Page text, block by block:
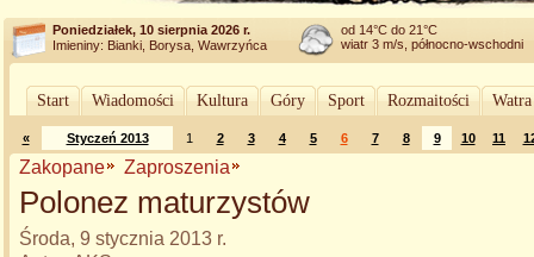
Poniedziałek, 10 sierpnia 2026 r.
Imieniny: Bianki, Borysa, Wawrzyńca
od 14°C do 21°C
wiatr 3 m/s, północno-wschodni
Start Wiadomości Kultura Góry Sport Rozmaitości
« Styczeń 2013 1 2 3 4 5 6 7 8 9 10 11
Zakopane Zaproszenia
Polonez maturzystów
Środa, 9 stycznia 2013 r.